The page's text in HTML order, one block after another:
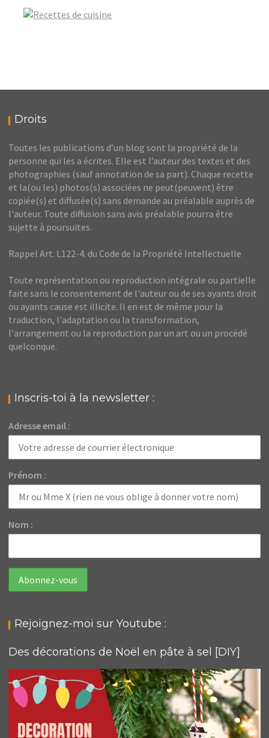
Droits
Toutes les publications d’un blog sont la propriété de la
personne qui les a écrites. Elle est l’auteur des textes et des
photographies (sauf annotation de sa part). Chaque recette
et la(ou les) photos(s) associées ne peut(peuvent) être
copiée(s) et diffusée(s) sans demande au préalable auprès de
l'auteur. Toute diffusion sans avis préalable pourra être
sujette à poursuites.
Rappel Art. L122-4. du Code de la Propriété Intellectuelle
Toute représentation ou reproduction intégrale ou partielle
faite sans le consentement de l'auteur ou de ses ayants droit
ou ayants cause est illicite. Il en est de même pour la
traduction, l'adaptation ou la transformation,
l'arrangement ou la reproduction par un art ou un procédé
quelconque.
Inscris-toi à la newsletter :
Adresse email :
Prénom :
Nom :
Rejoignez-moi sur Youtube :
Des décorations de Noël en pâte à sel [DIY]